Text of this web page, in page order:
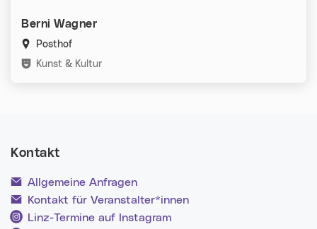
Berni Wagner
Posthof
Kategorien:
Kunst & Kultur
Kontakt
Allgemeine Anfragen
Kontakt für Veranstalter*innen
Linz-Termine auf Instagram